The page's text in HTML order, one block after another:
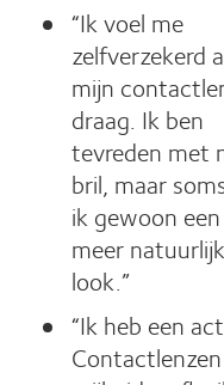
“Ik voel me
zelfverzekerd
mijn
draag. Ik ben
tevreden met
bril, maar
ik gewoon een
meer
look.”
“Ik heb een